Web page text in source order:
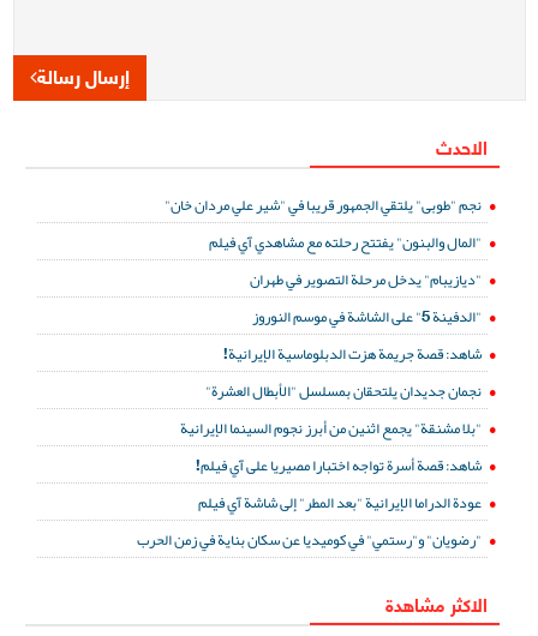
إرسال رسالة
الاحدث
نجم "طوبى" يلتقي الجمهور قريبا في "شير علي مردان خان"
"المال والبنون" يفتتح رحلته مع مشاهدي آي فيلم
"ديازيبام" يدخل مرحلة التصوير في طهران
"الدفينة 5" على الشاشة في موسم النوروز
شاهد: قصة جريمة هزت الدبلوماسية الإيرانية!
نجمان جديدان يلتحقان بمسلسل "الأبطال العشرة"
"بلا مشنقة" يجمع اثنين من أبرز نجوم السينما الإيرانية
شاهد: قصة أسرة تواجه اختبارا مصيريا على آي فيلم!
عودة الدراما الإيرانية "بعد المطر" إلى شاشة آي فيلم
"رضويان" و"رستمي" في كوميديا عن سكان بناية في زمن الحرب
الاكثر مشاهدة